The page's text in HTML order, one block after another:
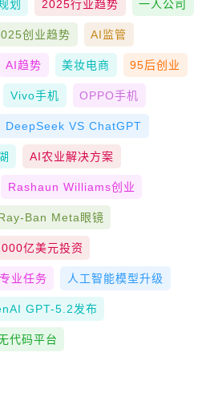
划 2025行业趋势 一人公司
创业趋势 AI监管
AI趋势 美妆电商 95后创业
Vivo手机 OPPO手机
DeepSeek VS ChatGPT
AI农业解决方案
Rashaun Williams创业
Ban Meta眼镜
亿美元投资
业任务 人工智能模型升级
GPT-5.2发布
代码平台